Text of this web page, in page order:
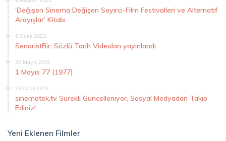
‘Değişen Sinema Değişen Seyirci-Film Festivalleri ve Alternatif
Arayışlar’ Kitabı
6 Ocak 2023
SenaristBir: Sözlü Tarih Videoları yayınlandı
30 Mayıs 2015
1 Mayıs 77 (1977)
26 Ocak 2015
sinematek.tv Sürekli Güncelleniyor, Sosyal Medyadan Takip
Ediniz!
Yeni Eklenen Filmler